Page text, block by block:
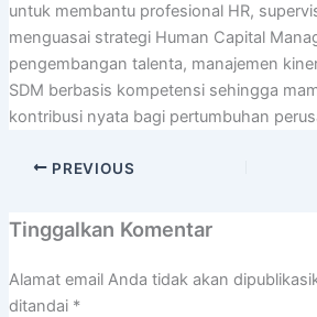
untuk membantu profesional HR,
menguasai strategi Human Capital
pengembangan talenta, manajemen
SDM berbasis kompetensi sehingga
kontribusi nyata bagi pertumbuhan
PREVIOUS
Tinggalkan Komentar
Alamat email Anda tidak akan
ditandai *